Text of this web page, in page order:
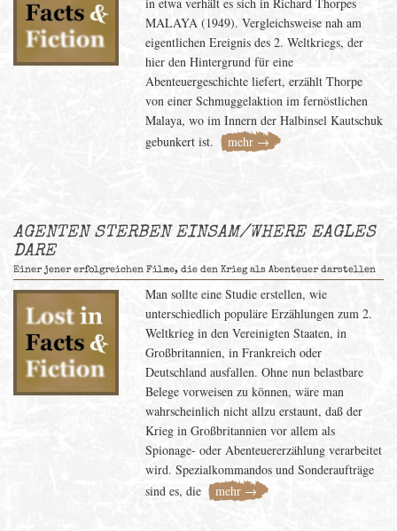
MALAYA (1949). Vergleichsweise nah am
eigentlichen Ereignis des 2. Weltkriegs, der
hier den Hintergrund für eine
Abenteuergeschichte liefert, erzählt Thorpe
von einer Schmuggelaktion im fernöstlichen
Malaya, wo im Innern der Halbinsel Kautschuk
gebunkert ist.
mehr →
AGENTEN STERBEN EINSAM/WHERE EAGLES
DARE
Einer jener erfolgreichen Filme, die den Krieg als Abenteuer darstellen
Man sollte eine Studie erstellen, wie
unterschiedlich populäre Erzählungen zum 2.
Weltkrieg in den Vereinigten Staaten, in
Großbritannien, in Frankreich oder
Deutschland ausfallen. Ohne nun belastbare
Belege vorweisen zu können, wäre man
wahrscheinlich nicht allzu erstaunt, daß der
Krieg in Großbritannien vor allem als
Spionage- oder Abenteuererzählung verarbeitet
wird. Spezialkommandos und Sonderaufträge
sind es, die
mehr →